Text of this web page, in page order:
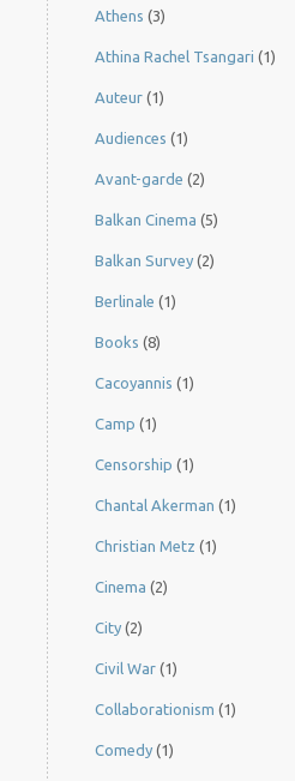
Athens (3)
Athina Rachel Tsangari (1)
Auteur (1)
Audiences (1)
Avant-garde (2)
Balkan Cinema (5)
Balkan Survey (2)
Berlinale (1)
Books (8)
Cacoyannis (1)
Camp (1)
Censorship (1)
Chantal Akerman (1)
Christian Metz (1)
Cinema (2)
City (2)
Civil War (1)
Collaborationism (1)
Comedy (1)